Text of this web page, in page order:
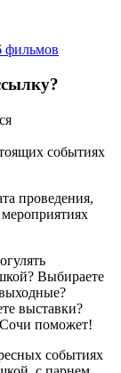
фильмов
событиях
проведения,
Выбираете
выставки?
поможет!
событиях